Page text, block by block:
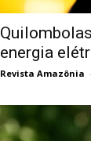
energia
Revista Amazônia -